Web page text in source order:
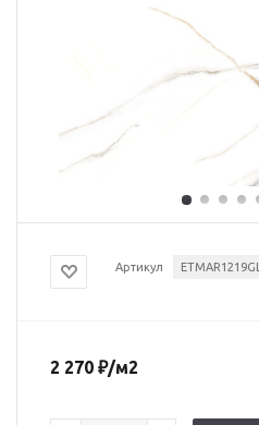
Артикул
2 270 ₽/м2